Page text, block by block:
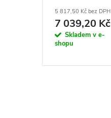
5 817,50 Kč bez DPH
7 039,20 Kč
Skladem v e-
shopu